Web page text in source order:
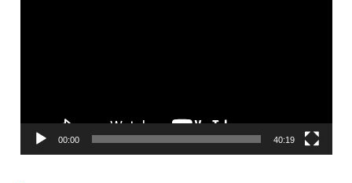
00:00 40:19